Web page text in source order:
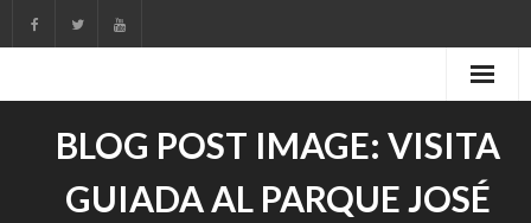
to
BLOG POST IMAGE: VISITA
GUIADA AL PARQUE JOSÉ